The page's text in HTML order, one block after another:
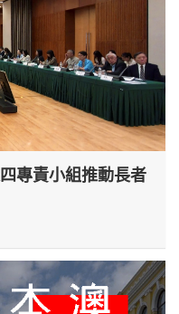
專責小組推動長者